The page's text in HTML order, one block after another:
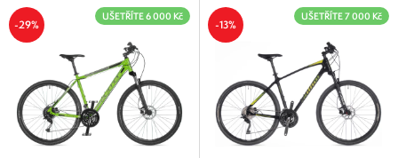
-29%
UŠETŘÍTE 6 000 Kč
-13%
UŠETŘÍTE 7 000 Kč